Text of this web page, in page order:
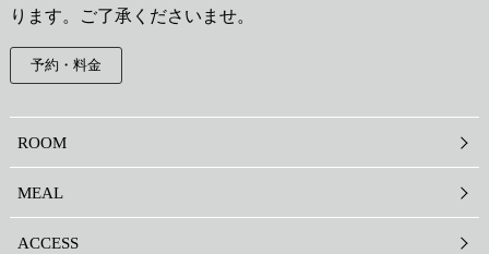
ります。ご了承くださいませ。
予約・料金
ROOM
MEAL
ACCESS